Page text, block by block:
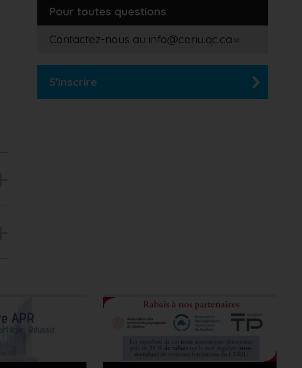
Pour toutes questions
Contactez-nous au info@ceriu.qc.ca
S'inscrire